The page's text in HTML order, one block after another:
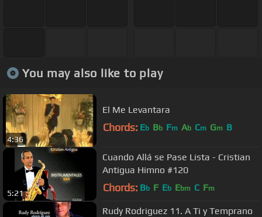
You may also like to play
4:36
El Me Levantara
Chords: Eb Bb Fm Ab Cm Gm B
5:21
Cuando Allá se Pase Lista - Cristian
Antigua Himno #120
Chords: Bb F Eb Ebm C Fm
Rudy Rodriguez 11. A Ti y Temprano